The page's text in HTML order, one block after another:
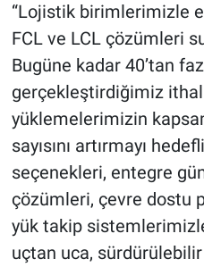
“Lojistik birimlerimizle
FCL ve LCL çözümleri
Bugüne kadar 40’tan
gerçekleştirdiğimiz
yüklemelerimizin
sayısını artırmayı
seçenekleri, entegre
çözümleri, çevre dostu
yük takip
uçtan uca,